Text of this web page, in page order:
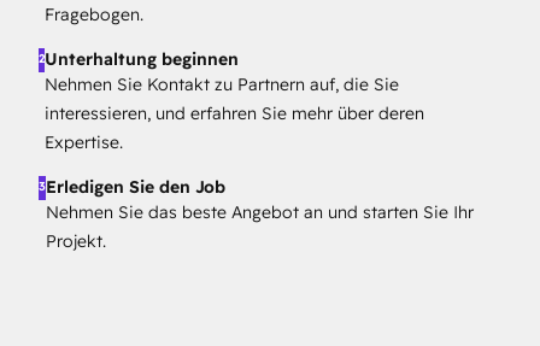
Fragebogen.
2Unterhaltung beginnen
Nehmen Sie Kontakt zu Partnern auf, die Sie
interessieren, und erfahren Sie mehr über deren
Expertise.
3Erledigen Sie den Job
Nehmen Sie das beste Angebot an und starten Sie Ihr
Projekt.